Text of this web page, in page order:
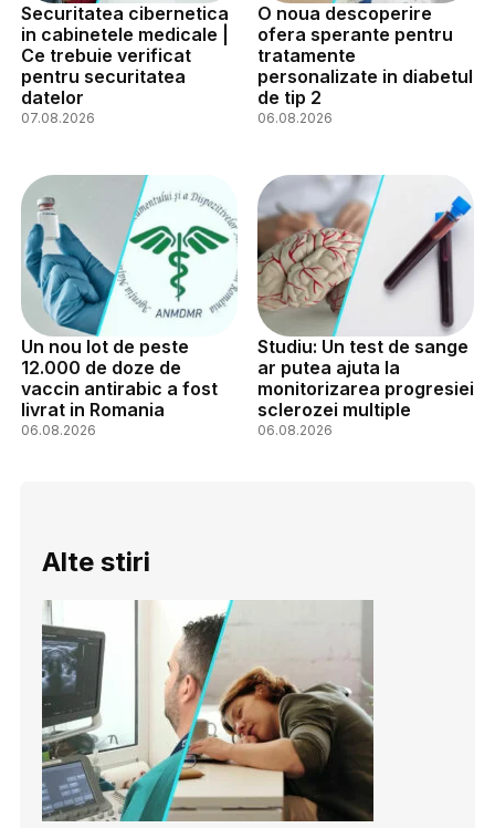
Securitatea cibernetica
in cabinetele medicale |
Ce trebuie verificat
pentru securitatea
datelor
07.08.2026
O noua descoperire
ofera sperante pentru
tratamente
personalizate in diabetul
de tip 2
06.08.2026
Un nou lot de peste
12.000 de doze de
vaccin antirabic a fost
livrat in Romania
06.08.2026
Studiu: Un test de sange
ar putea ajuta la
monitorizarea progresiei
sclerozei multiple
06.08.2026
Alte stiri